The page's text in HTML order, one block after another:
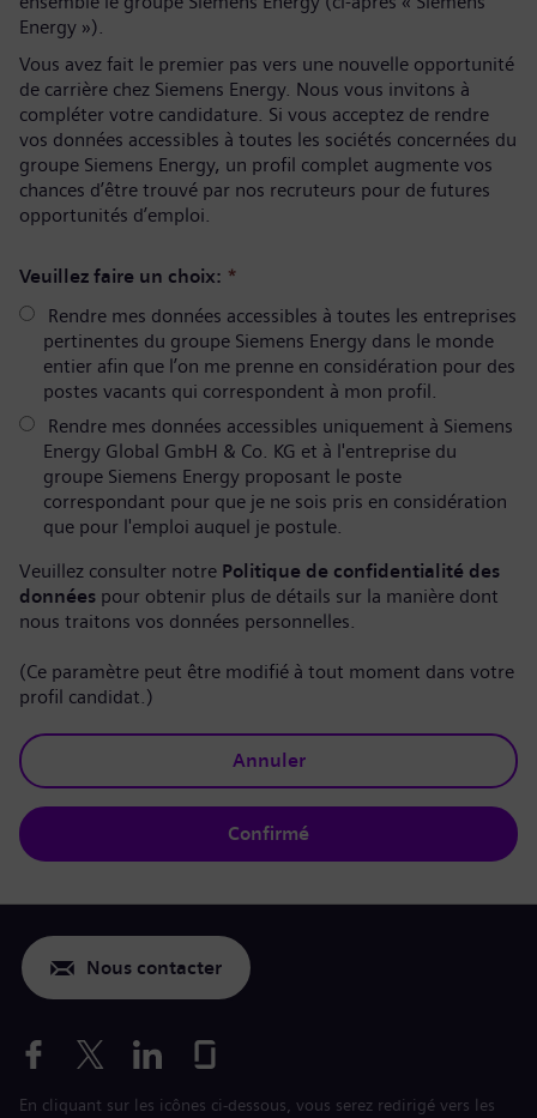
Energy »).
Vous avez fait le premier pas vers une nouvelle opportunité
de carrière chez Siemens Energy. Nous vous invitons à
compléter votre candidature. Si vous acceptez de rendre
vos données accessibles à toutes les sociétés concernées du
groupe Siemens Energy, un profil complet augmente vos
chances d’être trouvé par nos recruteurs pour de futures
opportunités d’emploi.
Veuillez faire un choix: *
Rendre mes données accessibles à toutes les entreprises
pertinentes du groupe Siemens Energy dans le monde
entier afin que l’on me prenne en considération pour des
postes vacants qui correspondent à mon profil.
Rendre mes données accessibles uniquement à Siemens
Energy Global GmbH & Co. KG et à l'entreprise du
groupe Siemens Energy proposant le poste
correspondant pour que je ne sois pris en considération
que pour l'emploi auquel je postule.
Veuillez consulter notre Politique de confidentialité des
données pour obtenir plus de détails sur la manière dont
nous traitons vos données personnelles.
(Ce paramètre peut être modifié à tout moment dans votre
profil candidat.)
Annuler
Confirmé
Nous contacter
En cliquant sur les icônes ci-dessous, vous serez redirigé vers les